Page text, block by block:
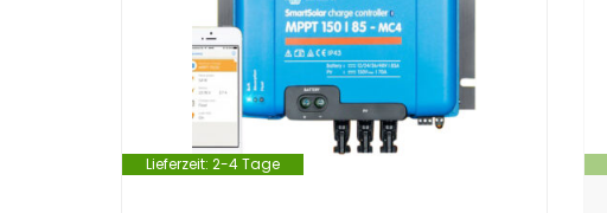
Lieferzeit: 2-4 Tage